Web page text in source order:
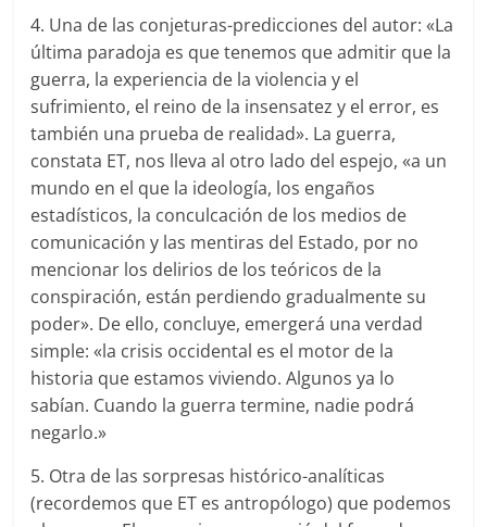
4. Una de las conjeturas-predicciones del autor: «La
última paradoja es que tenemos que admitir que la
guerra, la experiencia de la violencia y el
sufrimiento, el reino de la insensatez y el error, es
también una prueba de realidad». La guerra,
constata ET, nos lleva al otro lado del espejo, «a un
mundo en el que la ideología, los engaños
estadísticos, la conculcación de los medios de
comunicación y las mentiras del Estado, por no
mencionar los delirios de los teóricos de la
conspiración, están perdiendo gradualmente su
poder». De ello, concluye, emergerá una verdad
simple: «la crisis occidental es el motor de la
historia que estamos viviendo. Algunos ya lo
sabían. Cuando la guerra termine, nadie podrá
negarlo.»
5. Otra de las sorpresas histórico-analíticas
(recordemos que ET es antropólogo) que podemos